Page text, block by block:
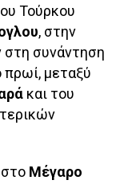
Τούρκου
, στην
στη συνάντηση
πρωί, μεταξύ
και του
Μέγαρο